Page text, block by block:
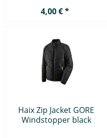
4,00 € *
Haix Zip Jacket GORE
Windstopper black